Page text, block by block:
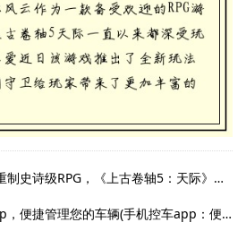
上一篇：上古卷轴5天际(重制史诗级RPG，《上古卷轴5：天际》秒杀RPG界！)
下一篇：下载手机控车app，便捷管理您的车辆(手机控车app：便捷管理您的车辆)